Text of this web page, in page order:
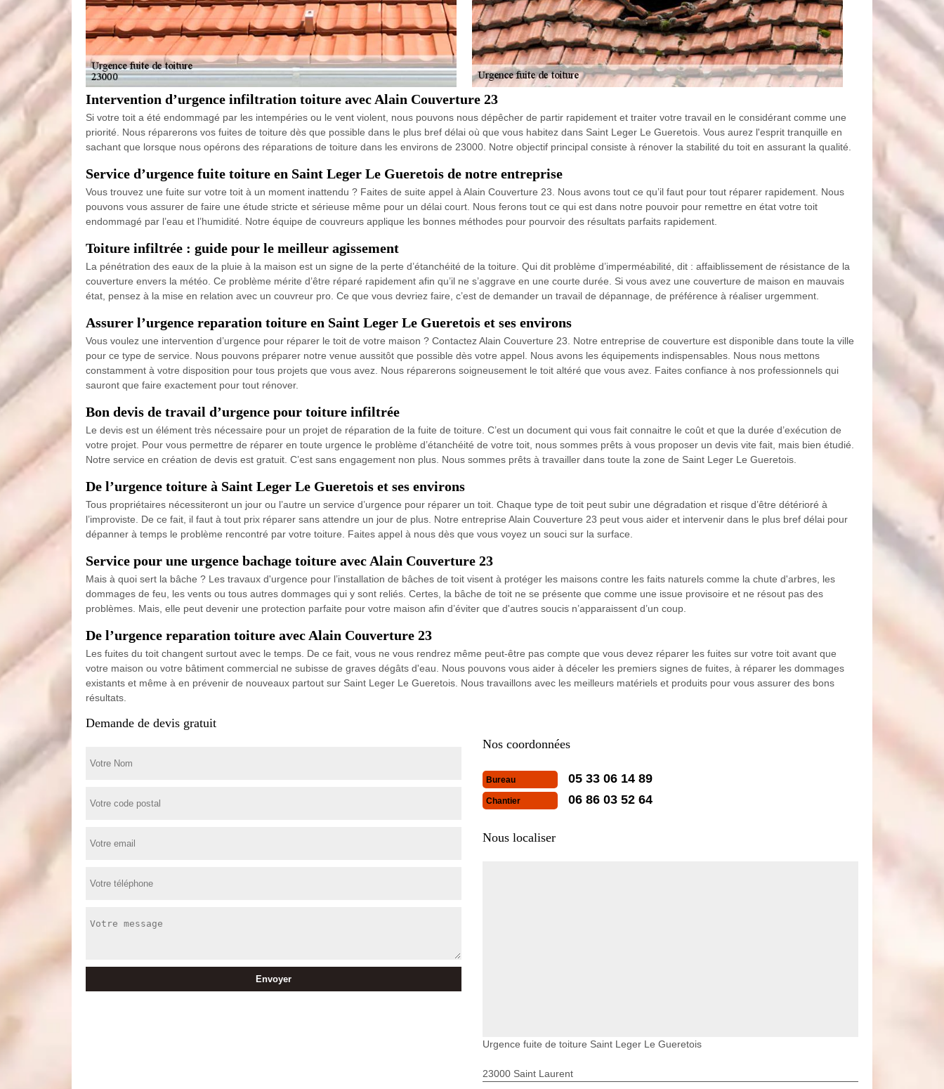
Intervention d’urgence infiltration toiture avec Alain Couverture 23
Si votre toit a été endommagé par les intempéries ou le vent violent, nous pouvons nous dépêcher de partir rapidement et traiter votre travail en le considérant comme une
priorité. Nous réparerons vos fuites de toiture dès que possible dans le plus bref délai où que vous habitez dans Saint Leger Le Gueretois. Vous aurez l'esprit tranquille en
sachant que lorsque nous opérons des réparations de toiture dans les environs de 23000. Notre objectif principal consiste à rénover la stabilité du toit en assurant la qualité.
Service d’urgence fuite toiture en Saint Leger Le Gueretois de notre entreprise
Vous trouvez une fuite sur votre toit à un moment inattendu ? Faites de suite appel à Alain Couverture 23. Nous avons tout ce qu’il faut pour tout réparer rapidement. Nous
pouvons vous assurer de faire une étude stricte et sérieuse même pour un délai court. Nous ferons tout ce qui est dans notre pouvoir pour remettre en état votre toit
endommagé par l’eau et l’humidité. Notre équipe de couvreurs applique les bonnes méthodes pour pourvoir des résultats parfaits rapidement.
Toiture infiltrée : guide pour le meilleur agissement
La pénétration des eaux de la pluie à la maison est un signe de la perte d’étanchéité de la toiture. Qui dit problème d’imperméabilité, dit : affaiblissement de résistance de la
couverture envers la météo. Ce problème mérite d’être réparé rapidement afin qu’il ne s’aggrave en une courte durée. Si vous avez une couverture de maison en mauvais
état, pensez à la mise en relation avec un couvreur pro. Ce que vous devriez faire, c’est de demander un travail de dépannage, de préférence à réaliser urgemment.
Assurer l’urgence reparation toiture en Saint Leger Le Gueretois et ses environs
Vous voulez une intervention d’urgence pour réparer le toit de votre maison ? Contactez Alain Couverture 23. Notre entreprise de couverture est disponible dans toute la ville
pour ce type de service. Nous pouvons préparer notre venue aussitôt que possible dès votre appel. Nous avons les équipements indispensables. Nous nous mettons
constamment à votre disposition pour tous projets que vous avez. Nous réparerons soigneusement le toit altéré que vous avez. Faites confiance à nos professionnels qui
sauront que faire exactement pour tout rénover.
Bon devis de travail d’urgence pour toiture infiltrée
Le devis est un élément très nécessaire pour un projet de réparation de la fuite de toiture. C’est un document qui vous fait connaitre le coût et que la durée d’exécution de
votre projet. Pour vous permettre de réparer en toute urgence le problème d’étanchéité de votre toit, nous sommes prêts à vous proposer un devis vite fait, mais bien étudié.
Notre service en création de devis est gratuit. C’est sans engagement non plus. Nous sommes prêts à travailler dans toute la zone de Saint Leger Le Gueretois.
De l’urgence toiture à Saint Leger Le Gueretois et ses environs
Tous propriétaires nécessiteront un jour ou l’autre un service d’urgence pour réparer un toit. Chaque type de toit peut subir une dégradation et risque d’être détérioré à
l’improviste. De ce fait, il faut à tout prix réparer sans attendre un jour de plus. Notre entreprise Alain Couverture 23 peut vous aider et intervenir dans le plus bref délai pour
dépanner à temps le problème rencontré par votre toiture. Faites appel à nous dès que vous voyez un souci sur la surface.
Service pour une urgence bachage toiture avec Alain Couverture 23
Mais à quoi sert la bâche ? Les travaux d'urgence pour l’installation de bâches de toit visent à protéger les maisons contre les faits naturels comme la chute d'arbres, les
dommages de feu, les vents ou tous autres dommages qui y sont reliés. Certes, la bâche de toit ne se présente que comme une issue provisoire et ne résout pas des
problèmes. Mais, elle peut devenir une protection parfaite pour votre maison afin d’éviter que d'autres soucis n’apparaissent d’un coup.
De l’urgence reparation toiture avec Alain Couverture 23
Les fuites du toit changent surtout avec le temps. De ce fait, vous ne vous rendrez même peut-être pas compte que vous devez réparer les fuites sur votre toit avant que
votre maison ou votre bâtiment commercial ne subisse de graves dégâts d'eau. Nous pouvons vous aider à déceler les premiers signes de fuites, à réparer les dommages
existants et même à en prévenir de nouveaux partout sur Saint Leger Le Gueretois. Nous travaillons avec les meilleurs matériels et produits pour vous assurer des bons
résultats.
Demande de devis gratuit
Nos coordonnées
Bureau 05 33 06 14 89
Chantier 06 86 03 52 64
Nous localiser
Urgence fuite de toiture Saint Leger Le Gueretois
23000 Saint Laurent